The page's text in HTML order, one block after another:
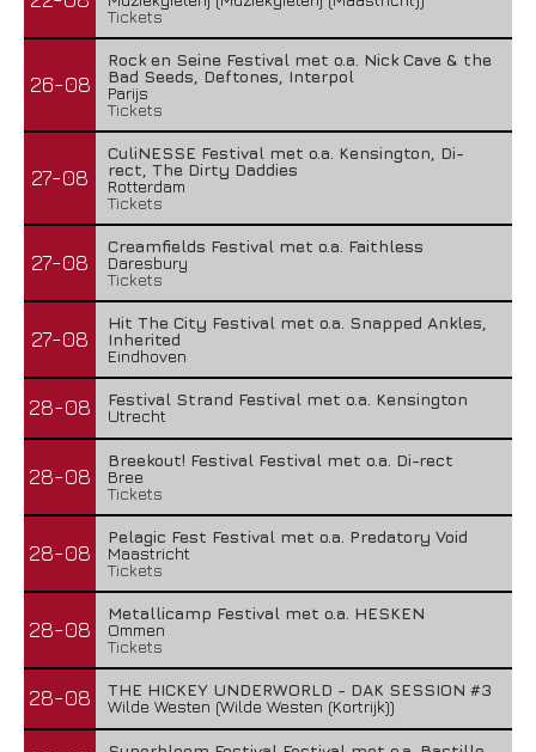
Tickets
26-08
Rock en Seine Festival met o.a. Nick Cave & the
Bad Seeds, Deftones, Interpol
Parijs
Tickets
27-08
CuliNESSE Festival met o.a. Kensington, Di-
rect, The Dirty Daddies
Rotterdam
Tickets
27-08
Creamfields Festival met o.a. Faithless
Daresbury
Tickets
27-08
Hit The City Festival met o.a. Snapped Ankles,
Inherited
Eindhoven
28-08
Festival Strand Festival met o.a. Kensington
Utrecht
28-08
Breekout! Festival Festival met o.a. Di-rect
Bree
Tickets
28-08
Pelagic Fest Festival met o.a. Predatory Void
Maastricht
Tickets
28-08
Metallicamp Festival met o.a. HESKEN
Ommen
Tickets
28-08
THE HICKEY UNDERWORLD - DAK SESSION #3
Wilde Westen (Wilde Westen (Kortrijk))